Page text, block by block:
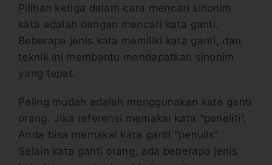
Pilihan ketiga dalam cara mencari sinonim
kata adalah dengan mencari kata ganti.
Beberapa jenis kata memiliki kata ganti, dan
teknik ini membantu mendapatkan sinonim
yang tepat.
Paling mudah adalah menggunakan kata ganti
orang. Jika referensi memakai kata “peneliti”,
Anda bisa memakai kata ganti “penulis”.
Selain kata ganti orang, ada beberapa jenis